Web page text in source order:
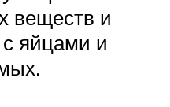
веществ и
с яйцами и